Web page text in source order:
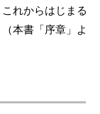
れからはじまる
本書「序章」よ